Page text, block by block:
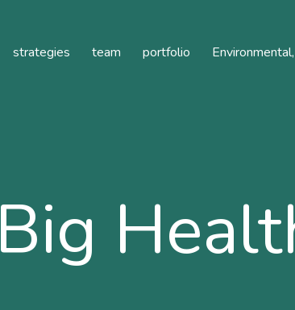
strategies team portfolio
Big